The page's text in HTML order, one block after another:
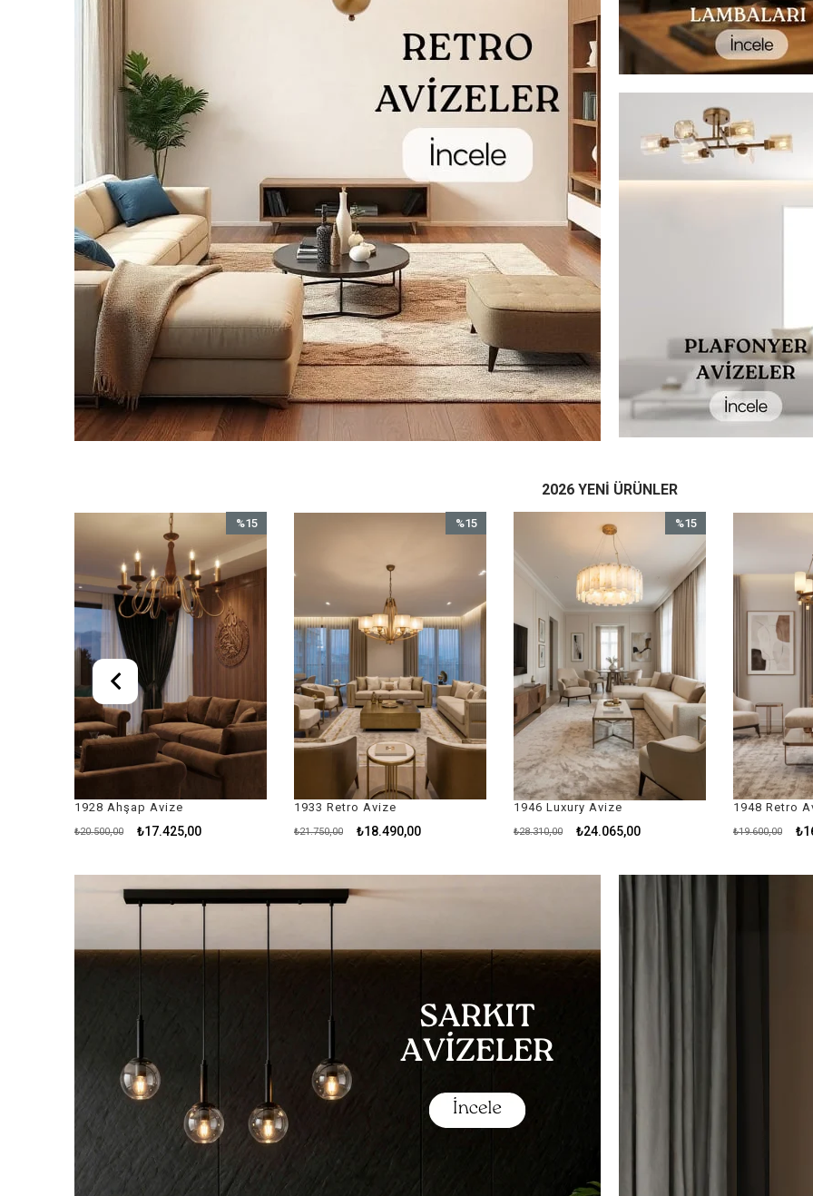
2026 YENI ÜRÜNLER
1933 Retro Avize
₺18.490,00
₺21.750,00
%15
İndirim
%15İndirim
1946 Luxury Avize
₺24.065,00
₺28.310,00
%15
%15İndirim
1948 Retro Avize
₺16.660,00
₺19.600,00
%15
%15İndirim
1949 Retro
₺29.435,00